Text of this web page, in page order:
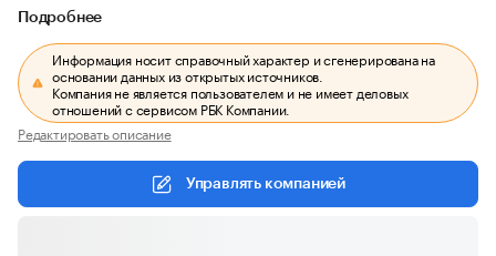
Подробнее
Информация носит справочный характер и сгенерирована на
основании данных из открытых источников.
Компания не является пользователем и не имеет деловых
отношений с сервисом РБК Компании.
Редактировать описание
Управлять компанией